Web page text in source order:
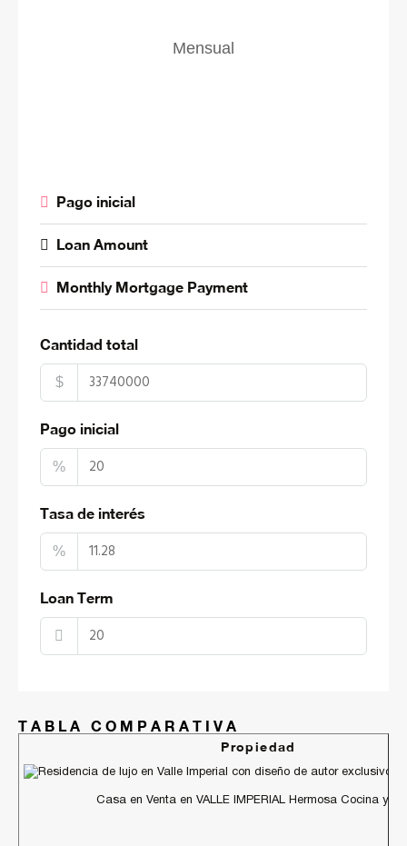
Mensual
Pago inicial
Loan Amount
Monthly Mortgage Payment
Cantidad total
$
Pago inicial
%
Tasa de interés
%
Loan Term
TABLA COMPARATIVA
Propiedad
Casa en Venta en VALLE IMPERIAL Hermosa Cocina y